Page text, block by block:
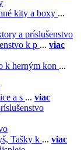
kity a boxy ...
a príslušenstvo
k p ... viac
k herným kon ...
a s ... viac
Tašky k ... viac